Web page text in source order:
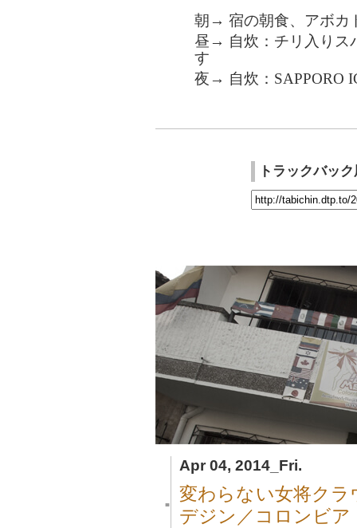
朝→ 宿の朝食、アボカ
昼→ 自炊：チリ入りス
す
夜→ 自炊：SAPPORO
トラックバッ
Apr 04, 2014_Fri.
■
変わらない女将ク
デジン／コロンビア